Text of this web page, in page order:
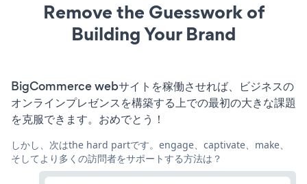
Remove the Guesswork of
Building Your Brand
BigCommerce webサイトを稼働させれば、ビジネスの
オンラインプレゼンスを構築する上での最初の大きな課題
を克服できます。おめでとう！
しかし、次はthe hard partです。engage、captivate、make、
そしてより多くの訪問者をサポートする方法は？